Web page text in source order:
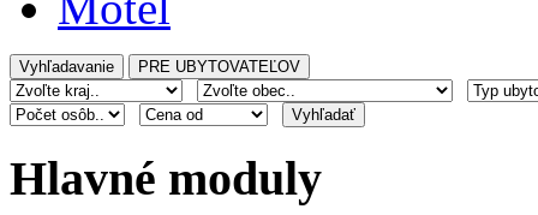
Hlavné moduly